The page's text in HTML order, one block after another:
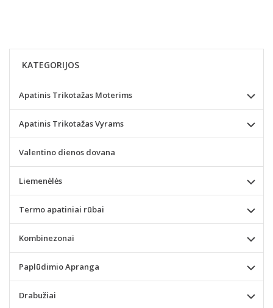
KATEGORIJOS
Apatinis Trikotažas Moterims
Apatinis Trikotažas Vyrams
Valentino dienos dovana
Liemenėlės
Termo apatiniai rūbai
Kombinezonai
Paplūdimio Apranga
Drabužiai